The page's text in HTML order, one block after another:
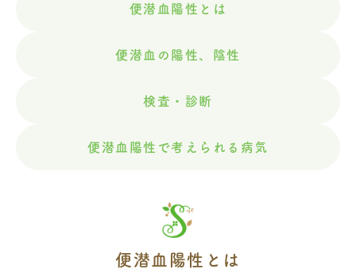
便潜血陽性とは
便潜血の陽性、陰性
検査・診断
便潜血陽性で考えられる病気
便潜血陽性とは